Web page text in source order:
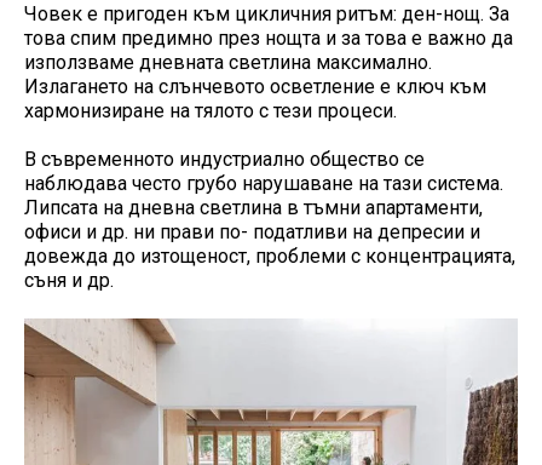
Човек е пригоден към цикличния ритъм: ден-нощ. За
това спим предимно през нощта и за това е важно да
използваме дневната светлина максимално.
Излагането на слънчевото осветление е ключ към
хармонизиране на тялото с тези процеси.
В съвременното индустриално общество се
наблюдава често грубо нарушаване на тази система.
Липсата на дневна светлина в тъмни апартаменти,
офиси и др. ни прави по- податливи на депресии и
довежда до изтощеност, проблеми с концентрацията,
съня и др.